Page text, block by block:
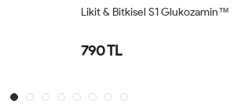
KERVAN GLUKOZAMIN &
950 TL